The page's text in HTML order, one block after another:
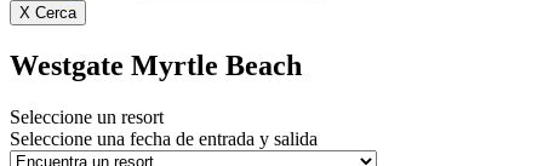
X Cerca
Westgate Myrtle Beach
Seleccione un resort
Seleccione una fecha de entrada y salida